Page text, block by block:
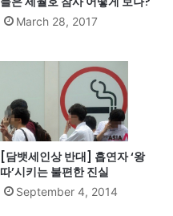
March 28, 2017
[담뱃세인상 반대] 흡연자 ‘왕
따’시키는 불편한 진실
September 4, 2014